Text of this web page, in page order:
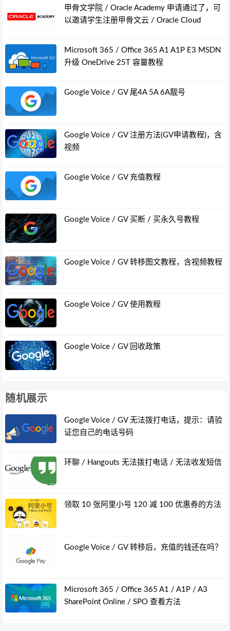
甲骨文学院 / Oracle Academy 申请通过了，可
以邀请学生注册甲骨文云 / Oracle Cloud
Microsoft 365 / Office 365 A1 A1P E3 MSDN
升级 OneDrive 25T 容量教程
Google Voice / GV 尾4A 5A 6A靓号
Google Voice / GV 注册方法(GV申请教程)，含
视频
Google Voice / GV 充值教程
Google Voice / GV 买断 / 买永久号教程
Google Voice / GV 转移图文教程，含视频教程
Google Voice / GV 使用教程
Google Voice / GV 回收政策
随机展示
Google Voice / GV 无法拨打电话，提示：请验
证您自己的电话号码
环聊 / Hangouts 无法拨打电话 / 无法收发短信
领取 10 张阿里小号 120 减 100 优惠券的方法
Google Voice / GV 转移后，充值的钱还在吗？
Microsoft 365 / Office 365 A1 / A1P / A3
SharePoint Online / SPO 查看方法